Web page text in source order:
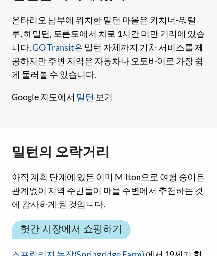
온타리오 남부에 위치한 밀턴 마을은 키치너-워털
루, 해밀턴, 토론토에서 차로 1시간 미만 거리에 있습
니다.GO Transit은 밀턴 자체까지 기차 서비스를 제
공하지만 주변 지역은 자동차나 오토바이로 가장 쉽
게 둘러볼 수 있습니다.
Google 지도에서 밀턴 보기
밀턴의 오락거리
아직 계획 단계에 있든 이미 Milton으로 여행 중이든
관계없이 지역 주민들이 마을 주변에서 추천하는 것
에 감사하게 될 것입니다.
헛간 시장에서 쇼핑하기